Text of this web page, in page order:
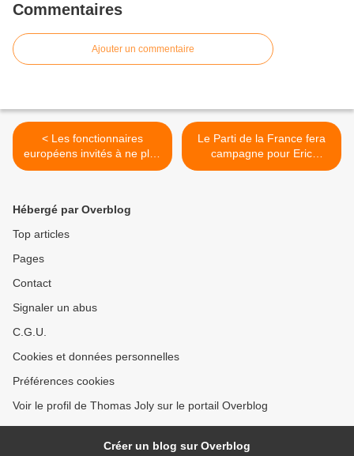
Commentaires
Ajouter un commentaire
< Les fonctionnaires
européens invités à ne plus
prononcer le mot « Noël »
Le Parti de la France fera
campagne pour Eric
Zemmour >
Hébergé par Overblog
Top articles
Pages
Contact
Signaler un abus
C.G.U.
Cookies et données personnelles
Préférences cookies
Voir le profil de Thomas Joly sur le portail Overblog
Créer un blog sur Overblog